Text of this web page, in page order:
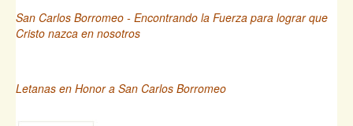
San Carlos Borromeo - Encontrando la Fuerza para lograr que
Cristo nazca en nosotros
Letanas en Honor a San Carlos Borromeo